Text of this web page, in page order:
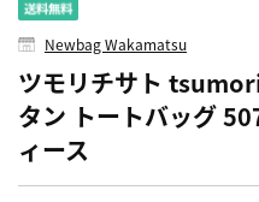
Newbag Wakamatsu
ツモリチサト
タン トートバッグ
ィース